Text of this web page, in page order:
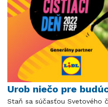
Urob niečo pre
Staň sa súčasťou Svetového